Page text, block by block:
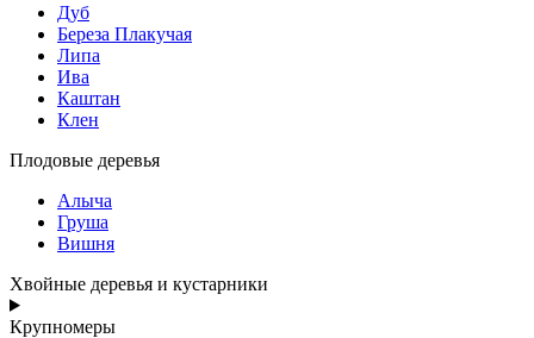
Дуб
Береза Плакучая
Липа
Ива
Каштан
Клен
Плодовые деревья
Алыча
Груша
Вишня
Хвойные деревья и кустарники
Крупномеры